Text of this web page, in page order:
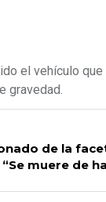
el vehículo
gravedad.
de la
muere de